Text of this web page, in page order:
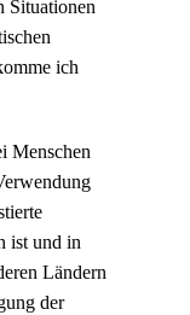
Situationen
ich
Menschen
ist und in
Ländern
der